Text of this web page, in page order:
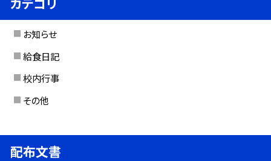
お知らせ
給食日記
校内行事
その他
配布文書